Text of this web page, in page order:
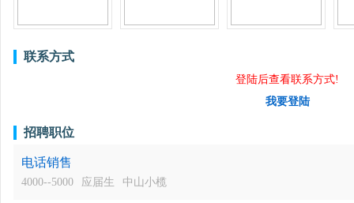
联系方式
登陆后查看联系方式!
我要登陆
招聘职位
电话销售
4000--5000 应届生 中山小榄